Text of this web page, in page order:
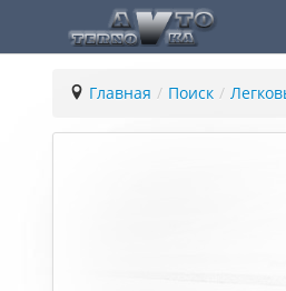
Главная / Поиск /